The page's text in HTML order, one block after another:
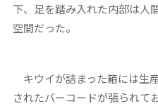
下、足を踏み入れた内部は人
空間だった。
キウイが詰まった箱には生
されたバーコードが張られて